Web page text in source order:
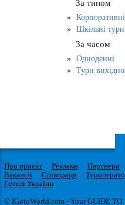
За типом
Шкільні тури
За часом
Одноденні
Тури
Про проект Реклама Партнери
Вакансії
Співпраця
Готелі України
© IGotoWorld.com - Your GUIDE TO